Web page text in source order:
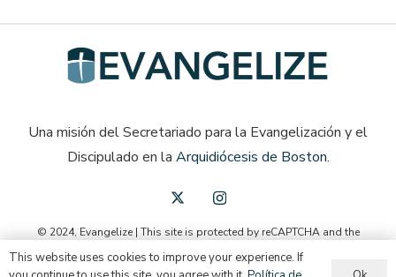
Una misión del Secretariado para la Evangelización y el
Discipulado en la Arquidiócesis de Boston.
© 2024, Evangelize | This site is protected by reCAPTCHA and the
GooglePrivacy PolicyandTerms of Serviceapply.
This website uses cookies to improve your experience. If